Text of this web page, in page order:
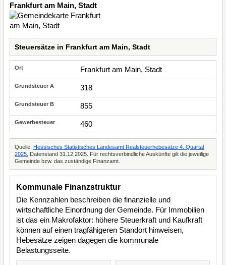
Frankfurt am Main, Stadt
Steuersätze in Frankfurt am Main, Stadt
Frankfurt am Main, Stadt
318
855
460
Quelle: Hessisches Statistisches Landesamt Realsteuerhebesätze 4. Quartal
2025 , Datenstand 31.12.2025. Für rechtsverbindliche Auskünfte gilt die jeweilige
Gemeinde bzw. das zuständige Finanzamt.
Kommunale Finanzstruktur
Die Kennzahlen beschreiben die finanzielle und
wirtschaftliche Einordnung der Gemeinde. Für Immobilien
ist das ein Makrofaktor: höhere Steuerkraft und Kaufkraft
können auf einen tragfähigeren Standort hinweisen,
Hebesätze zeigen dagegen die kommunale
Belastungsseite.